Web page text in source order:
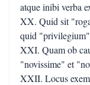
atque inibi verba
XX. Quid sit
quid
XXI. Quam ob
"novissime" et
XXII. Locus